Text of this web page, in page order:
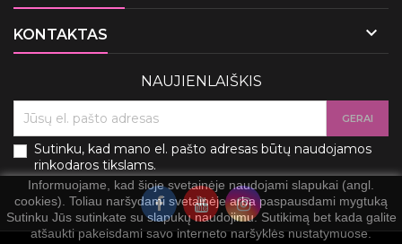
KONTAKTAS 
Informuojame, kad šioje svetainėje naudojami slapukai (angl.
cookies). Toliau naršydami svetainėje arba paspausdami mygtuką
Sutinku Jūs sutinkate su slapukų naudojimu. Sutikimą bet kada galite
atšaukti pakeisdami savo interneto naršyklės nustatymuose.
NAUJIENLAIŠKIS
Sutinku, kad mano el. pašto adresas būtų naudojamos
rinkodaros tikslams.